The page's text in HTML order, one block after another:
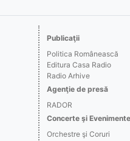
Publicaţii
Politica Românească
Editura Casa Radio
Radio Arhive
Agenţie de presă
RADOR
Concerte şi Evenimente
Orchestre şi Coruri